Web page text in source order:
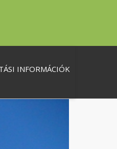
INFORMÁCIÓK